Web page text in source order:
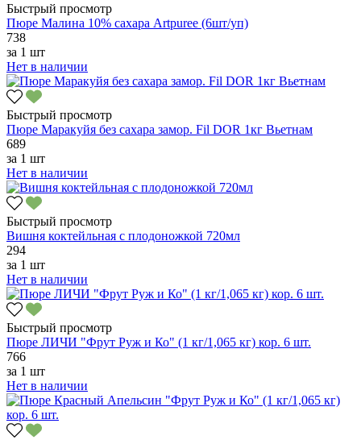
Быстрый просмотр
Пюре Малина 10% сахара Artpuree (6шт/уп)
738
за 1 шт
Нет в наличии
Быстрый просмотр
Пюре Маракуйя без сахара замор. Fil DOR 1кг Вьетнам
689
за 1 шт
Нет в наличии
Быстрый просмотр
Вишня коктейльная с плодоножкой 720мл
294
за 1 шт
Нет в наличии
Быстрый просмотр
Пюре ЛИЧИ "Фрут Руж и Ко" (1 кг/1,065 кг) кор. 6 шт.
766
за 1 шт
Нет в наличии